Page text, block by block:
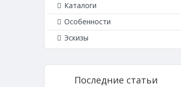
Каталоги
Особенности
Эскизы
Последние статьи